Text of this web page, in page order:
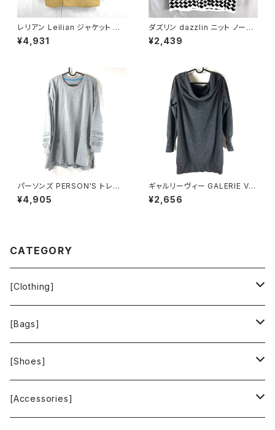
レリアン Leilian ジャケット 肩
パッド 黄色 金色 13+サイズ 90
0590
¥4,931
ダズリン dazzlin ニット ノース
リーブ 千鳥柄 白 黒 Sサイズ 9
44173
¥2,439
パーソンズ PERSON'S トレー
ナー 綿100％ ロゴ刺繡 袖フリ
ル スリット グレー LLサイズ 92
¥4,905
ギャルリーヴィー GALERIE VIE
ニット ウール100％ トゥモロー
ランド 日本製 グレー 1サイズ 9
¥2,656
CATEGORY
[Clothing]
Krochet Kids International
[Bags]
BAGGU
FOOD TEXTILE
[Shoes]
TOMS
[Accessories]